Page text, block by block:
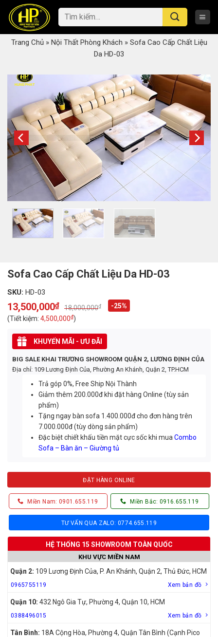
content
Tìm
kiếm:
Trang Chủ» Nội Thất Phòng Khách » Sofa Cao Cấp Chất Liệu
Da HD-03
Sofa Cao Cấp Chất Liệu Da HD-03
SKU: HD-03
18,000,000₫
Original
price
was:
18,000,000₫.
13,500,000₫
Current
price
is:
13,500,000₫.
-25%
(Tiết kiệm: 4,500,000₫)
KHUYẾN MÃI - ƯU ĐÃI
BIG SALE KHAI TRƯƠNG SHOWROOM QUẬN 2, LƯƠNG ĐỊNH CỦA
Địa chỉ: 109 Lương Định Của, Phường An Khánh, Quận 2, TP.HCM
Trả góp 0%, Free Ship Nội Thành
Giảm thêm 200.000đ khi đặt hàng Online (tùy sản
phẩm)
Tặng ngay bàn sofa 1.400.000đ cho đơn hàng trên
7.000.000đ (tùy dòng sản phẩm)
Đặc biệt chiết khấu tiền mặt cực sốc khi muaCombo
Sofa – Bàn ăn – Giường tủ
ĐẶT HÀNG ONLINE
Miền Nam: 0901.655.119 Miền Bắc: 0916.655.119
TƯ VẤN QUA ZALO: 0774.655.119
HỆ THỐNG 15 SHOWROOM TOÀN QUỐC
KHU VỰC MIỀN NAM
Quận 2: 109 Lương Định Của, P. An Khánh, Quận 2, Thủ Đức, HCM
0965755119 Xem bản đồ
Quận 10: 432 Ngô Gia Tự, Phường 4, Quận 10, HCM
0388496015 Xem bản đồ
Tân Bình: 18A Cộng Hòa, Phường 4, Quận Tân Bình (Cạnh Pico